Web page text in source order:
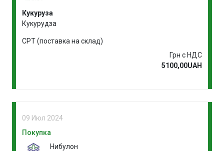
Кукуруза
Кукурудза
CPT (поставка на склад)
Грн с НДС
5100,00UAH
09 Июл 2024
Покупка
Нибулон